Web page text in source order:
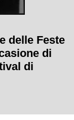
delle Feste
di
di